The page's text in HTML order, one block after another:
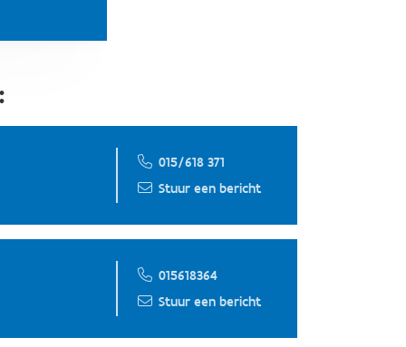
015/618 371
Stuur een bericht
015618364
Stuur een bericht